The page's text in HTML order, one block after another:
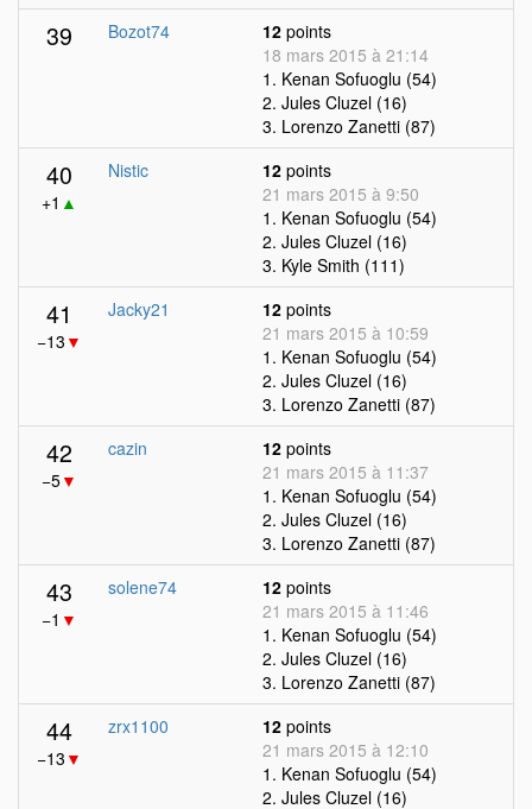
39 Bozot74 12 points
18 mars 2015 à 21:14
1. Kenan Sofuoglu (54)
2. Jules Cluzel (16)
3. Lorenzo Zanetti (87)
40
+1 ▲
Nistic 12 points
21 mars 2015 à 9:50
1. Kenan Sofuoglu (54)
2. Jules Cluzel (16)
3. Kyle Smith (111)
41
−13 ▼
Jacky21 12 points
21 mars 2015 à 10:59
1. Kenan Sofuoglu (54)
2. Jules Cluzel (16)
3. Lorenzo Zanetti (87)
42
−5▼
cazin 12 points
21 mars 2015 à 11:37
1. Kenan Sofuoglu (54)
2. Jules Cluzel (16)
3. Lorenzo Zanetti (87)
43
−1 ▼
solene74 12 points
21 mars 2015 à 11:46
1. Kenan Sofuoglu (54)
2. Jules Cluzel (16)
3. Lorenzo Zanetti (87)
44
−13 ▼
zrx1100 12 points
21 mars 2015 à 12:10
1. Kenan Sofuoglu (54)
2. Jules Cluzel (16)